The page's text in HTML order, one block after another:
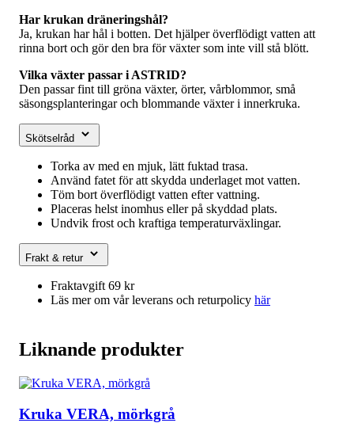
Har krukan dräneringshål?
Ja, krukan har hål i botten. Det hjälper överflödigt vatten att
rinna bort och gör den bra för växter som inte vill stå blött.
Vilka växter passar i ASTRID?
Den passar fint till gröna växter, örter, vårblommor, små
säsongsplanteringar och blommande växter i innerkruka.
Skötselråd
Torka av med en mjuk, lätt fuktad trasa.
Använd fatet för att skydda underlaget mot vatten.
Töm bort överflödigt vatten efter vattning.
Placeras helst inomhus eller på skyddad plats.
Undvik frost och kraftiga temperaturväxlingar.
Frakt & retur
Fraktavgift 69 kr
Läs mer om vår leverans och returpolicy här
Liknande produkter
Kruka VERA, mörkgrå